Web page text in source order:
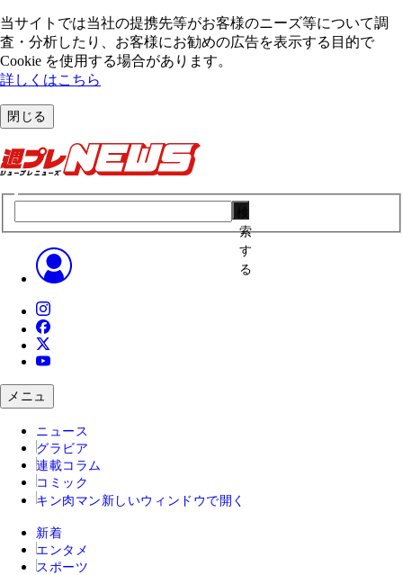
当サイトでは当社の提携先等がお客様のニーズ等について調
査・分析したり、お客様にお勧めの広告を表⽰する⽬的で
Cookie を使⽤する場合があります。
詳しくはこちら
閉じる
索
す
る
メニュ
ニュース
グラビア
連載コラム
コミック
キン肉マン 新しいウィンドウで開く
新着
エンタメ
スポーツ